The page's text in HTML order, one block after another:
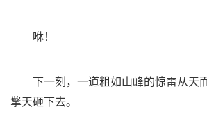
咻！
下一刻，一道粗如山峰的惊雷从天
擎天砸下去。